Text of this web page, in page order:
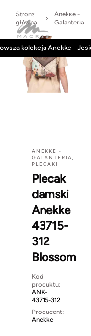
marki
na
kolekcja Anekke -
Strona
główna
Anekke -
Galanteria
ANEKKE -
GALANTERIA,
PLECAKI
Plecak
damski
Anekke
43715-
312
Blossom
Kod
produktu:
ANK-
43715-312
Producent:
Anekke